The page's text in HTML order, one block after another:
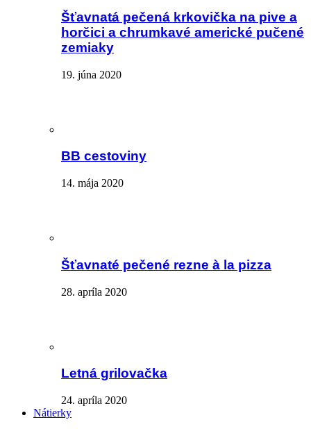
Šťavnatá pečená krkovička na pive a
horčici a chrumkavé americké pučené
zemiaky
19. júna 2020
BB cestoviny
14. mája 2020
Šťavnaté pečené rezne à la pizza
28. apríla 2020
Letná grilovačka
24. apríla 2020
Nátierky